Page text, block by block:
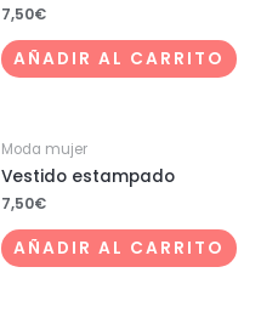
7,50€
AÑADIR AL CARRITO
Moda mujer
Vestido estampado
7,50€
AÑADIR AL CARRITO